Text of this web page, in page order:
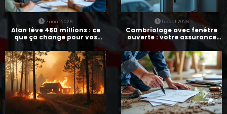
7 août 2026
Alan lève 480 millions : ce
que ça change pour vos
assurances
5 août 2026
Cambriolage avec fenêtre
ouverte : votre assurance
paie-t-elle ?